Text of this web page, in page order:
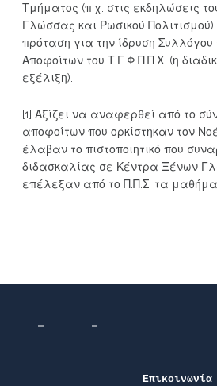
Τμήματος (π.χ. στις εκδηλώσεις
Γλώσσας και Ρωσικού Πολιτισμού).
πρόταση για την ίδρυση Συλλόγου
Αποφοίτων του Τ.Γ.Φ.Π.Π.Χ. (η
εξέλιξη).
[1] Αξίζει να αναφερθεί από το
αποφοίτων που ορκίστηκαν τον
έλαβαν το πιστοποιητικό που
διδασκαλίας σε Κέντρα Ξένων
επέλεξαν από το Π.Π.Σ. τα
Επικοινωνία